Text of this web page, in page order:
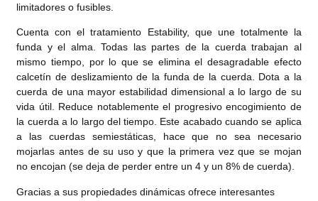
limitadores o fusibles.
Cuenta con el tratamiento Estability, que une totalmente la
funda y el alma. Todas las partes de la cuerda trabajan al
mismo tiempo, por lo que se elimina el desagradable efecto
calcetín de deslizamiento de la funda de la cuerda. Dota a la
cuerda de una mayor estabilidad dimensional a lo largo de su
vida útil. Reduce notablemente el progresivo encogimiento de
la cuerda a lo largo del tiempo. Este acabado cuando se aplica
a las cuerdas semiestáticas, hace que no sea necesario
mojarlas antes de su uso y que la primera vez que se mojan
no encojan (se deja de perder entre un 4 y un 8% de cuerda).
Gracias a sus propiedades dinámicas ofrece interesantes